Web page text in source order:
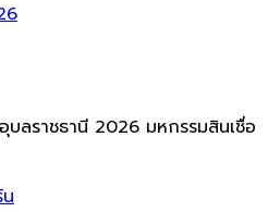
บลราชธานี 2026 มหกรรมสินเชื่อ
น